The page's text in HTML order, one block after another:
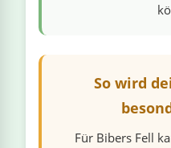
So wird
Für Bibers Fell